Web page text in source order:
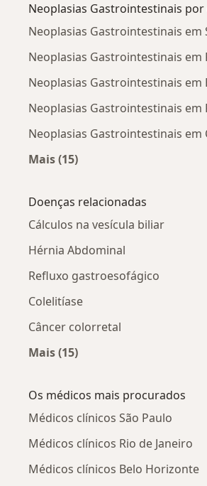
Neoplasias Gastrointestinais por
Neoplasias Gastrointestinais em
Neoplasias Gastrointestinais em
Neoplasias Gastrointestinais em
Neoplasias Gastrointestinais em
Neoplasias Gastrointestinais em
Mais (15)
Doenças relacionadas
Cálculos na vesícula biliar
Hérnia Abdominal
Refluxo gastroesofágico
Colelitíase
Câncer colorretal
Mais (15)
Os médicos mais procurados
Médicos clínicos São Paulo
Médicos clínicos Rio de Janeiro
Médicos clínicos Belo Horizonte